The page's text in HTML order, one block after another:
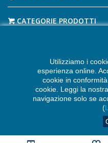
Utilizziamo i
esperienza online.
cookie in
cookie. Leggi la nostra
navigazione solo se
(
CATEGORIE PRODOTTI
TAG POPOLARI
Copyright © 2019-23